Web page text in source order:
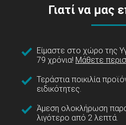
Γιατί να μας
Είμαστε στο χώρο της
79 χρόνια! Μάθετε
Τεράστια ποικιλία
ειδικότητες.
Άμεση ολοκλήρωση
λιγότερο από 2 λεπτά.